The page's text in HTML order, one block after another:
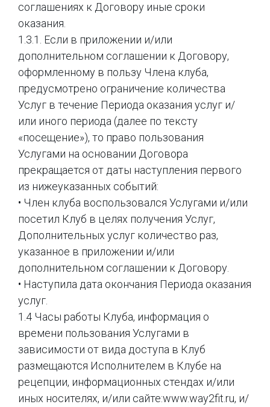
соглашениях к Договору иные сроки
оказания.
1.3.1. Если в приложении и/или
дополнительном соглашении к Договору,
оформленному в пользу Члена клуба,
предусмотрено ограничение количества
Услуг в течение Периода оказания услуг и/
или иного периода (далее по тексту
«посещение»), то право пользования
Услугами на основании Договора
прекращается от даты наступления первого
из нижеуказанных событий:
• Член клуба воспользовался Услугами и/или
посетил Клуб в целях получения Услуг,
Дополнительных услуг количество раз,
указанное в приложении и/или
дополнительном соглашении к Договору.
• Наступила дата окончания Периода оказания
услуг.
1.4 Часы работы Клуба, информация о
времени пользования Услугами в
зависимости от вида доступа в Клуб
размещаются Исполнителем в Клубе на
рецепции, информационных стендах и/или
иных носителях, и/или сайте:www.way2fit.ru, и/